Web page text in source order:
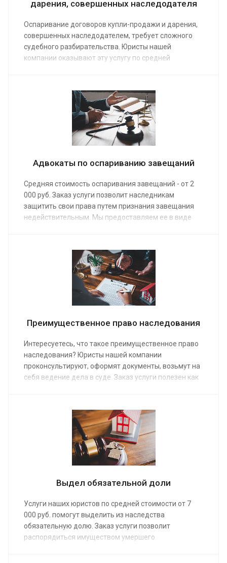
дарения, совершенных наследодателя
Оспаривание договоров купли-продажи и дарения,
совершенных наследодателем, требует сложного
судебного разбирательства. Юристы нашей
компании оказывают эту услугу по средней
имущество, которое была продано или подарено с
нарушением законодательства.
Адвокаты по оспариванию завещаний
Средняя стоимость оспаривания завещаний - от 2
000 руб. Заказ услуги позволит наследникам
защитить свои права путем признания завещания
недействительным. Мы предоставляем ее в виде
Преимущественное право наследования
Интересуетесь, что такое преимущественное право
наследования? Юристы нашей компании
проконсультируют, оформят документы, возьмут на
себя ведение дела в суде. Заказ услуги полезен как
стоимости от 7 000 руб
Выдел обязательной доли
Услуги наших юристов по средней стоимости от 7
000 руб. помогут выделить из наследства
обязательную долю. Заказ услуги позволит
распорядиться имуществом умершего